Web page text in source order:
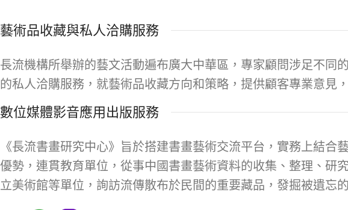
藝術品收藏與私人洽購服務
長流機構所舉辦的藝文活動遍布廣大中華區，專家顧問涉足不同
的私人洽購服務，就藝術品收藏方向和策略，提供顧客專業意見
數位媒體影音應用出版服務
《長流書畫研究中心》旨於搭建書畫藝術交流平台，實務上結
優勢，連貫教育單位，從事中國書畫藝術資料的收集、整理、研
立美術館等單位，詢訪流傳散布於民間的重要藏品，發掘被遺忘